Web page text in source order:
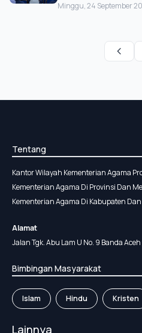
Minggu, 24 September
Tentang
Kantor Wilayah Kementerian Agama
Kementerian Agama Di Provinsi Dan
Kementerian Agama Di Kabupaten Dan
Alamat
Jalan Tgk. Abu Lam U No. 9 Banda
Bimbingan Masyarakat
Islam Hindu Kristen
Lainnya